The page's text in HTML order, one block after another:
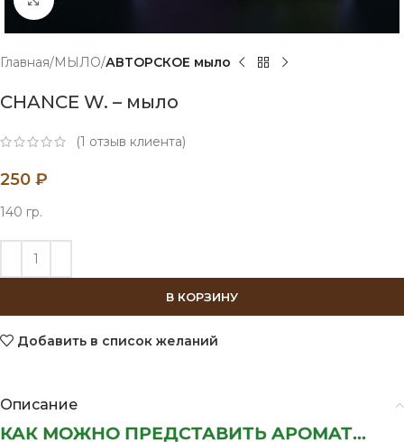
Главная МЫЛО АВТОРСКОЕ мыло
CHANCE W. – мыло
(1 отзыв клиента)
250 ₽
140 гр.
В КОРЗИНУ
Добавить в список желаний
Описание
КАК МОЖНО ПРЕДСТАВИТЬ АРОМАТ...